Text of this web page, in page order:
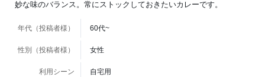
妙な味のバランス。常にストックしておきたいカレーです。
年代（投稿者様） 60代~
性別（投稿者様） 女性
利用シーン 自宅用